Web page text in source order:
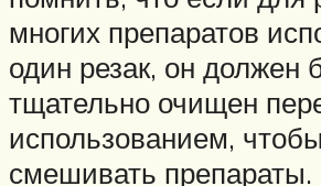
многих препаратов
один резак, он должен
тщательно очищен
использованием,
смешивать препараты.